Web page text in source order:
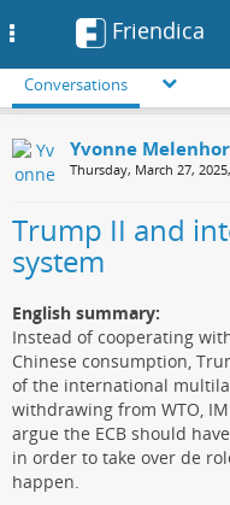
Friendica
Conversations
Yvonne
Thursday, March 27,
Trump II and
system
English summary:
Instead of cooperating
Chinese consumption,
of the international
withdrawing from WTO,
argue the ECB should
in order to take over de
happen.